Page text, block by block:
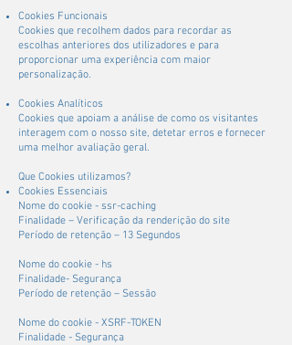
Cookies Funcionais
Cookies que recolhem dados para recordar as
escolhas anteriores dos utilizadores e para
proporcionar uma experiência com maior
personalização.
Cookies Analíticos
Cookies que apoiam a análise de como os visitantes
interagem com o nosso site, detetar erros e fornecer
uma melhor avaliação geral.
Que Cookies utilizamos?
Cookies Essenciais
Nome do cookie - ssr-caching
Finalidade – Verificação da renderição do site
Período de retenção – 13 Segundos
Nome do cookie - hs
Finalidade- Segurança
Período de retenção – Sessão
Nome do cookie - XSRF-TOKEN
Finalidade - Segurança